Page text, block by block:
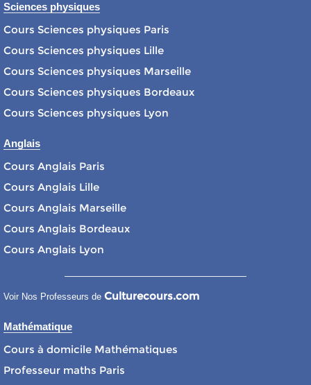
Sciences physiques
Cours Sciences physiques Paris
Cours Sciences physiques Lille
Cours Sciences physiques Marseille
Cours Sciences physiques Bordeaux
Cours Sciences physiques Lyon
Anglais
Cours Anglais Paris
Cours Anglais Lille
Cours Anglais Marseille
Cours Anglais Bordeaux
Cours Anglais Lyon
Voir Nos Professeurs de Culturecours.com
Mathématique
Cours à domicile Mathématiques
Professeur maths Paris